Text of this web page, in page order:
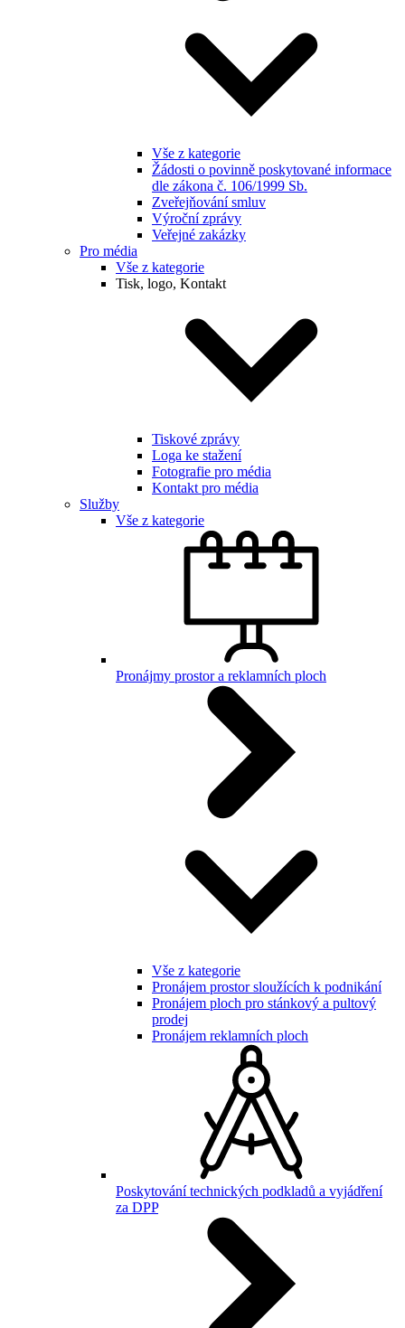
Vše z kategorie
Žádosti o povinně poskytované informace
dle zákona č. 106/1999 Sb.
Zveřejňování smluv
Výroční zprávy
Veřejné zakázky
Pro média
Vše z kategorie
Tisk, logo, Kontakt
Tiskové zprávy
Loga ke stažení
Fotografie pro média
Kontakt pro média
Služby
Vše z kategorie
Pronájmy prostor a reklamních ploch
Vše z kategorie
Pronájem prostor sloužících k podnikání
Pronájem ploch pro stánkový a pultový
prodej
Pronájem reklamních ploch
Poskytování technických podkladů a vyjádření
za DPP